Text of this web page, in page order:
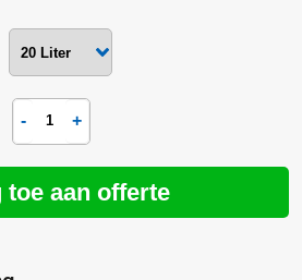
toe aan offerte